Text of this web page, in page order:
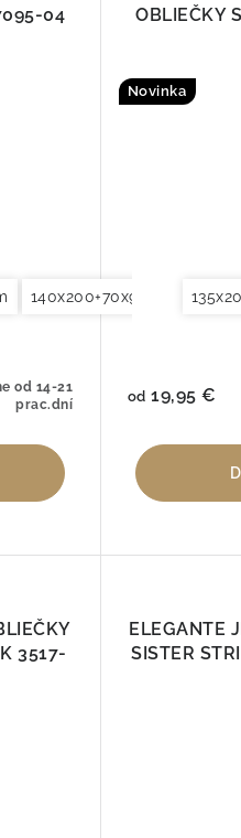
04
140x200+70x90cm
od 14-21
prac.dní
OBLIEČKY
Novinka
od 19,95 €
3517-
ELEGANTE
SISTER